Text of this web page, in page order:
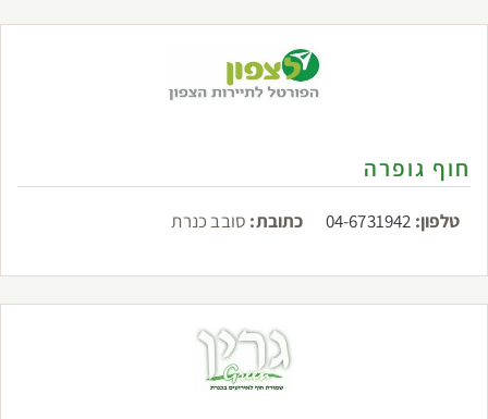
חוף גופרה
טלפון: 04-6731942 כתובת: סובב כנרת